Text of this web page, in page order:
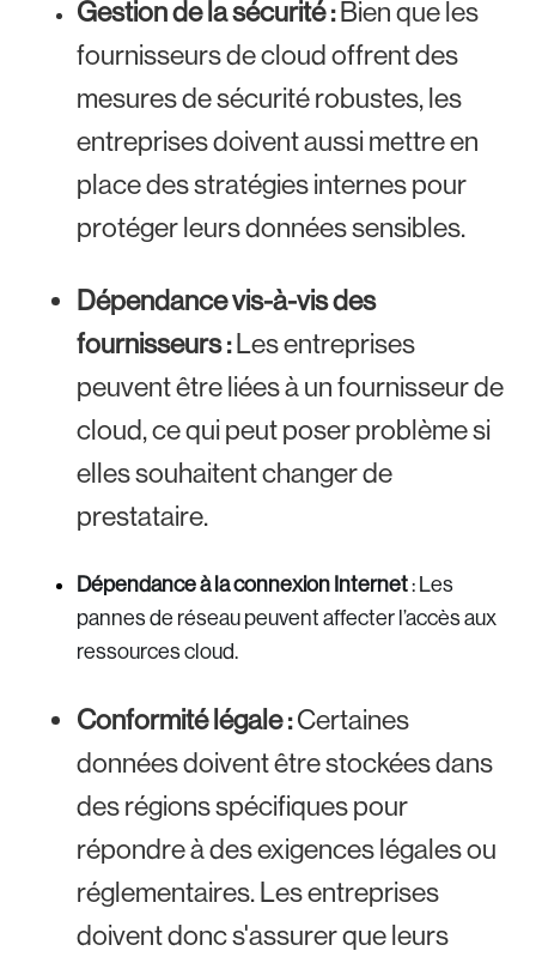
Gestion de la sécurité :Bien que les
fournisseurs de cloud offrent des
mesures de sécurité robustes, les
entreprises doivent aussi mettre en
place des stratégies internes pour
protéger leurs données sensibles.
Dépendance vis-à-vis des
fournisseurs :Les entreprises
peuvent être liées à un fournisseur de
cloud, ce qui peut poser problème si
elles souhaitent changer de
prestataire.
Dépendance à la connexion Internet: Les
pannes de réseau peuvent affecter l’accès aux
ressources cloud.
Conformité légale :Certaines
données doivent être stockées dans
des régions spécifiques pour
répondre à des exigences légales ou
réglementaires. Les entreprises
doivent donc s'assurer que leurs